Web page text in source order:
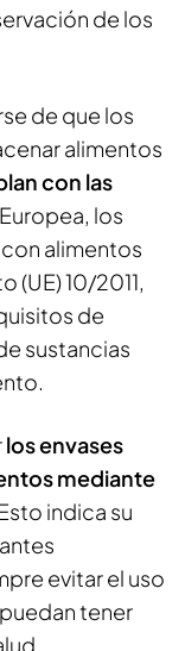
de los
de que los
alimentos
con las
los
alimentos
(UE) 10/2011,
de
sustancias
los envases
mediante
indica su
evitar el uso
tener